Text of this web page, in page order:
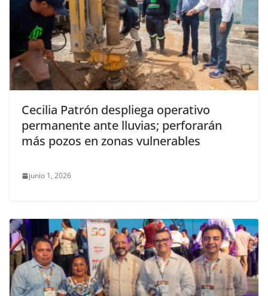
Cecilia Patrón despliega operativo
permanente ante lluvias; perforarán
más pozos en zonas vulnerables
junio 1, 2026